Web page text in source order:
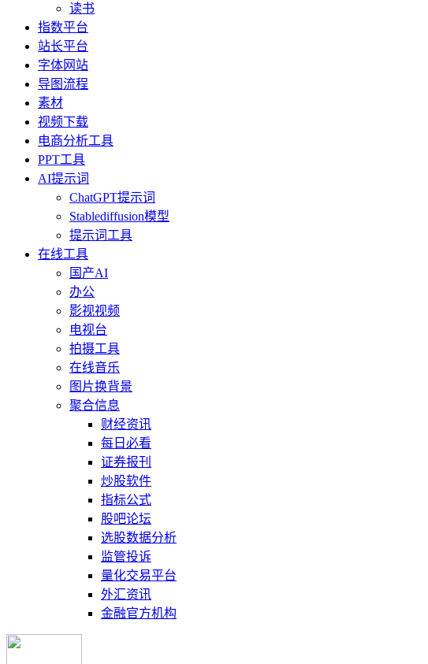
读书
指数平台
站长平台
字体网站
导图流程
素材
视频下载
电商分析工具
PPT工具
AI提示词
ChatGPT提示词
Stablediffusion模型
提示词工具
在线工具
国产AI
办公
影视视频
电视台
拍摄工具
在线音乐
图片换背景
聚合信息
财经资讯
每日必看
证券报刊
炒股软件
指标公式
股吧论坛
选股数据分析
监管投诉
量化交易平台
外汇资讯
金融官方机构